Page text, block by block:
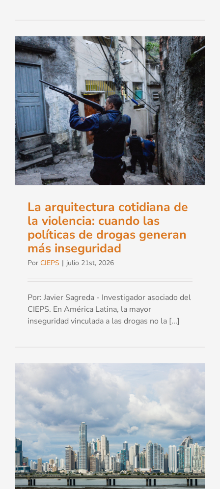
La arquitectura cotidiana de
la violencia: cuando las
políticas de drogas generan
más inseguridad
Por CIEPS | julio 21st, 2026
Por: Javier Sagreda - Investigador asociado del
CIEPS. En América Latina, la mayor
inseguridad vinculada a las drogas no la [...]